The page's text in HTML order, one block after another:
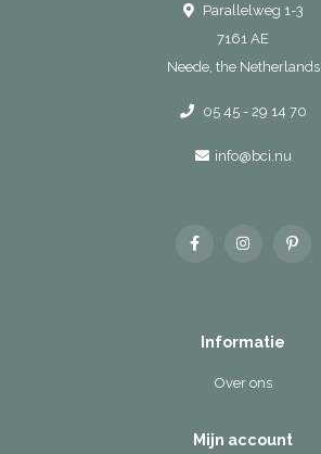
Parallelweg 1-3
7161 AE
Neede, the Netherlands
05 45 - 29 14 70
info@bci.nu
Informatie
Over ons
Mijn account